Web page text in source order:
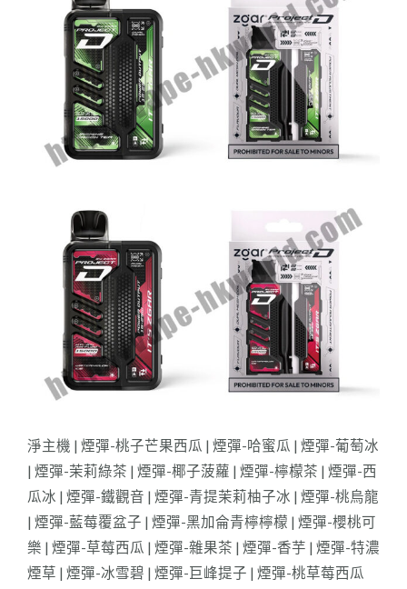
淨主機 | 煙彈-桃子芒果西瓜 | 煙彈-哈蜜瓜 | 煙彈-葡萄冰
| 煙彈-茉莉綠茶 | 煙彈-椰子菠蘿 | 煙彈-檸檬茶 | 煙彈-西
瓜冰 | 煙彈-鐵觀音 | 煙彈-青提茉莉柚子冰 | 煙彈-桃烏龍
| 煙彈-藍莓覆盆子 | 煙彈-黑加侖青檸檸檬 | 煙彈-櫻桃可
樂 | 煙彈-草莓西瓜 | 煙彈-雜果茶 | 煙彈-香芋 | 煙彈-特濃
煙草 | 煙彈-冰雪碧 | 煙彈-巨峰提子 | 煙彈-桃草莓西瓜